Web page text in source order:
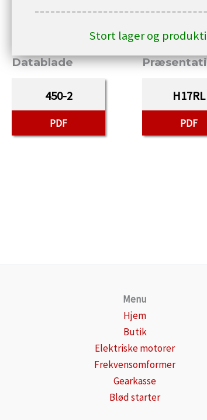
Stort lager og
Datablade
450-2
PDF
H17RL
PDF
Menu
Hjem
Butik
Elektriske motorer
Frekvensomformer
Gearkasse
Blød starter